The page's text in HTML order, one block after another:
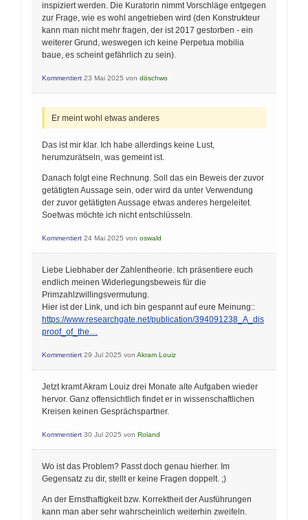
inspiziert werden. Die Kuratorin nimmt Vorschläge entgegen
zur Frage, wie es wohl angetrieben wird (den Konstrukteur
kann man nicht mehr fragen, der ist 2017 gestorben - ein
weiterer Grund, weswegen ich keine Perpetua mobilia
baue, es scheint gefährlich zu sein).
Kommentiert 23 Mai 2025 von döschwo
Er meint wohl etwas anderes
Das ist mir klar. Ich habe allerdings keine Lust,
herumzurätseln, was gemeint ist.
Danach folgt eine Rechnung. Soll das ein Beweis der zuvor
getätigten Aussage sein, oder wird da unter Verwendung
der zuvor getätigten Aussage etwas anderes hergeleitet.
Soetwas möchte ich nicht entschlüsseln.
Kommentiert 24 Mai 2025 von oswald
Liebe Liebhaber der Zahlentheorie. Ich präsentiere euch
endlich meinen Widerlegungsbeweis für die
Primzahlzwillingsvermutung.
Hier ist der Link, und ich bin gespannt auf eure Meinung::
https://www.researchgate.net/publication/394091238_A_dis
proof_of_the…
Kommentiert 29 Jul 2025 von Akram Louiz
Jetzt kramt Akram Louiz drei Monate alte Aufgaben wieder
hervor. Ganz offensichtlich findet er in wissenschaftlichen
Kreisen keinen Gesprächspartner.
Kommentiert 30 Jul 2025 von Roland
Wo ist das Problem? Passt doch genau hierher. Im
Gegensatz zu dir, stellt er keine Fragen doppelt. ;)
An der Ernsthaftigkeit bzw. Korrektheit der Ausführungen
kann man aber sehr wahrscheinlich weiterhin zweifeln.